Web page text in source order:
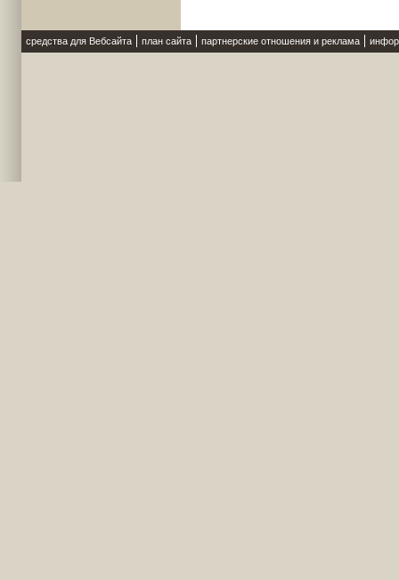
средства для Вебсайта план сайта партнерские отношения и реклама